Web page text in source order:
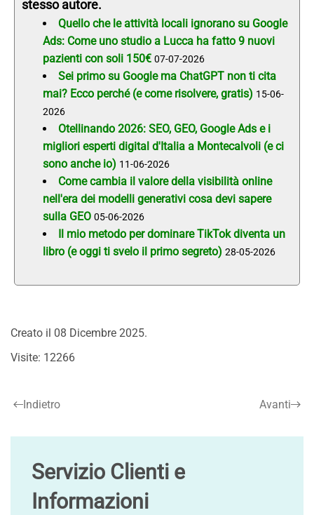
stesso autore.
Quello che le attività locali ignorano su Google
Ads: Come uno studio a Lucca ha fatto 9 nuovi
pazienti con soli 150€ 07-07-2026
Sei primo su Google ma ChatGPT non ti cita
mai? Ecco perché (e come risolvere, gratis) 15-06-
2026
Otellinando 2026: SEO, GEO, Google Ads e i
migliori esperti digital d'Italia a Montecalvoli (e ci
sono anche io) 11-06-2026
Come cambia il valore della visibilità online
nell'era dei modelli generativi cosa devi sapere
sulla GEO 05-06-2026
Il mio metodo per dominare TikTok diventa un
libro (e oggi ti svelo il primo segreto) 28-05-2026
Creato il 08 Dicembre 2025.
Visite: 12266
Indietro Avanti
Servizio Clienti e
Informazioni